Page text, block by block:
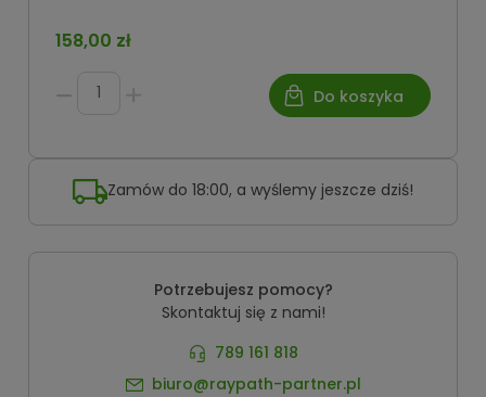
158,00 zł
Do koszyka
Zamów do 18:00, a wyślemy jeszcze dziś!
Potrzebujesz pomocy?
Skontaktuj się z nami!
789 161 818
biuro@raypath-partner.pl